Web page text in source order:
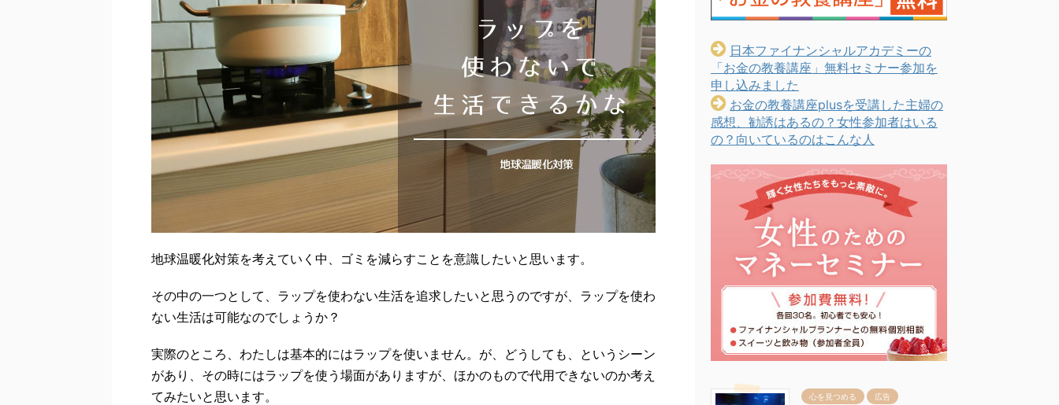
地球温暖化対策を考えていく中、ゴミを減らすことを意識したいと思います。
その中の一つとして、ラップを使わない生活を追求したいと思うのですが、ラップを使わ
ない生活は可能なのでしょうか？
実際のところ、わたしは基本的にはラップを使いません。が、どうしても、というシーン
があり、その時にはラップを使う場面がありますが、ほかのもので代用できないのか考え
てみたいと思います。
日本ファイナンシャルアカデミーの
「お金の教養講座」無料セミナー参加を
申し込みました
お金の教養講座plusを受講した主婦の
感想、勧誘はあるの？女性参加者はいる
の？向いているのはこんな人
心を見つめる 広告